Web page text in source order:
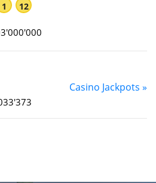
1 12
Casino Jackpots »